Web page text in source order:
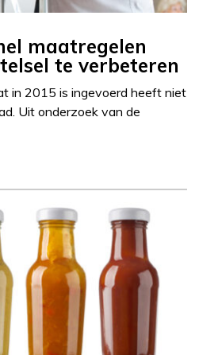
maatregelen
te verbeteren
in 2015 is ingevoerd heeft niet
Uit onderzoek van de